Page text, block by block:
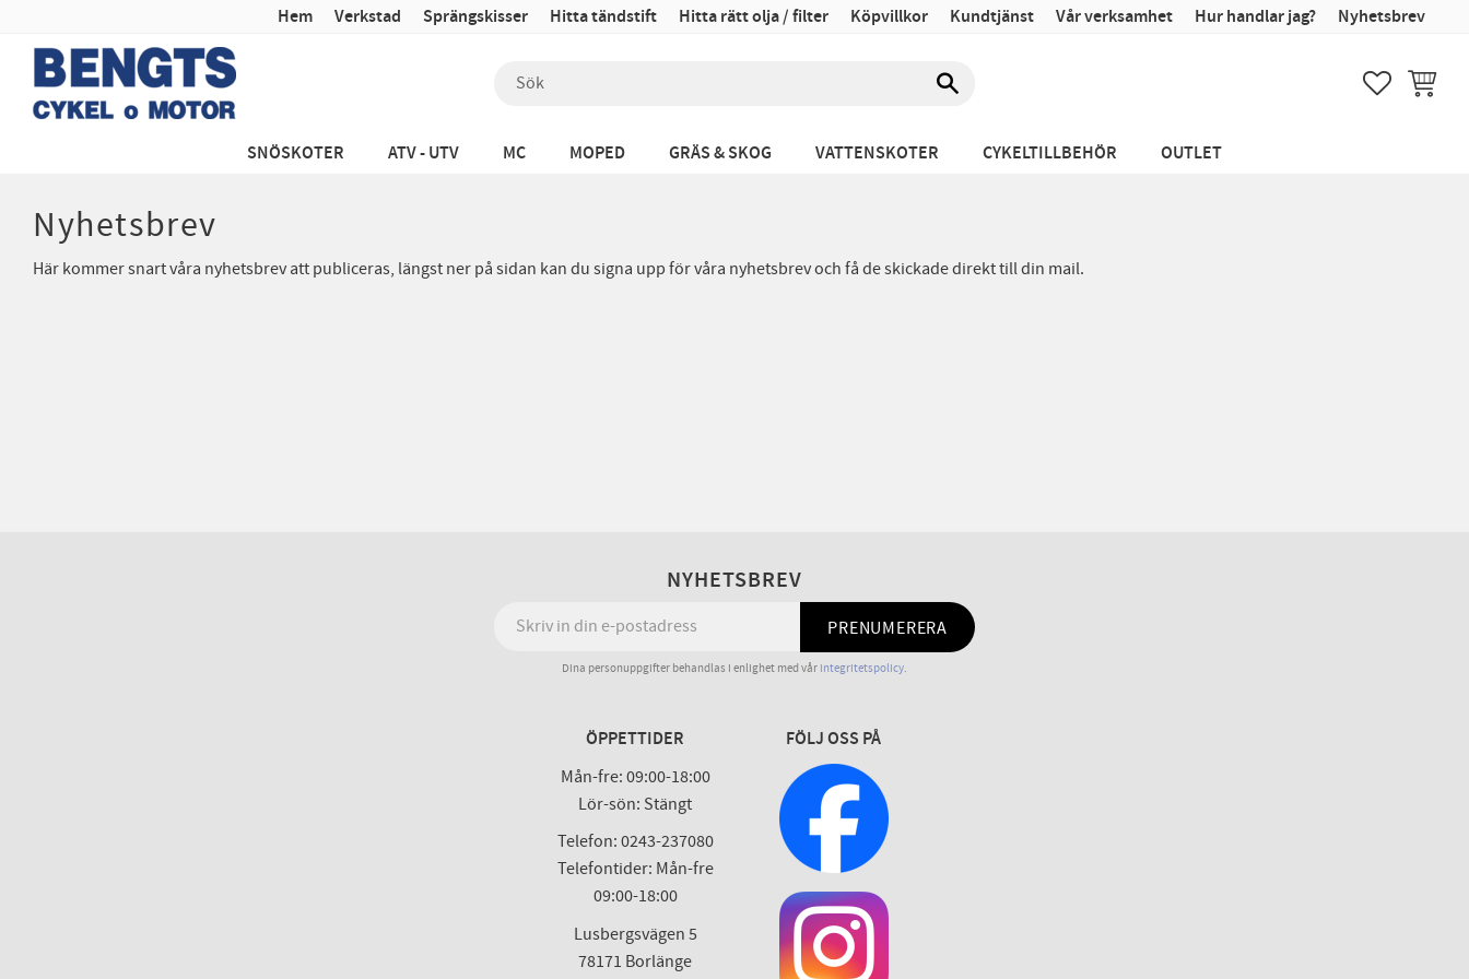
Hem Verkstad Sprängskisser Hitta tändstift Hitta rätt olja / filter Köpvillkor Kundtjänst Vår verksamhet Hur handlar jag? Nyhetsbrev
FAVORITER
SNÖSKOTER ATV - UTV MC MOPED GRÄS & SKOG VATTENSKOTER CYKELTILLBEHÖR OUTLET
Nyhetsbrev
Här kommer snart våra nyhetsbrev att publiceras, längst ner på sidan kan du signa upp för våra nyhetsbrev och få de skickade direkt till din mail.
NYHETSBREV
PRENUMERERA
Dina personuppgifter behandlas i enlighet med vår integritetspolicy.
ÖPPETTIDER
Mån-fre: 09:00-18:00
Lör-sön: Stängt
Telefon: 0243-237080
Telefontider: Mån-fre
09:00-18:00
Lusbergsvägen 5
78171 Borlänge
FÖLJ OSS PÅ